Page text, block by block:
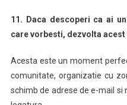
11. Daca descoperi ca ai
care vorbesti, dezvolta
Acesta este un moment
comunitate, organizatie cu
schimb de adrese de e-mail